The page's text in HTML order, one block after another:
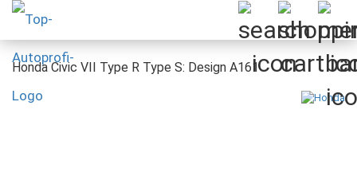
Honda Civic VII Type R Type S: Design A161